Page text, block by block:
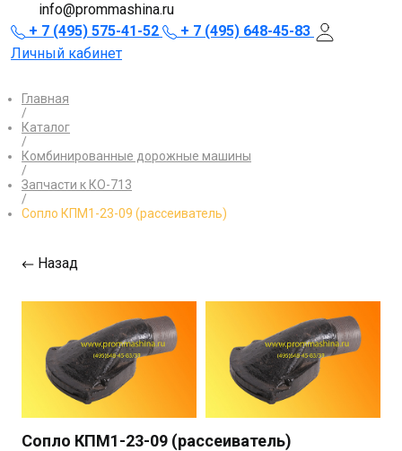
info@prommashina.ru
+ 7 (495) 575-41-52
+ 7 (495) 648-45-83
Личный кабинет
Главная
/
Каталог
/
Комбинированные дорожные машины
/
Запчасти к КО-713
/
Сопло КПМ1-23-09 (рассеиватель)
Назад
Сопло КПМ1-23-09 (рассеиватель)